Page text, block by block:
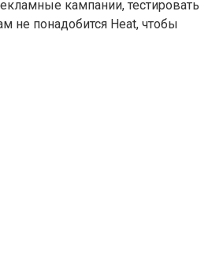
кампании, тестировать
не понадобится Heat, чтобы